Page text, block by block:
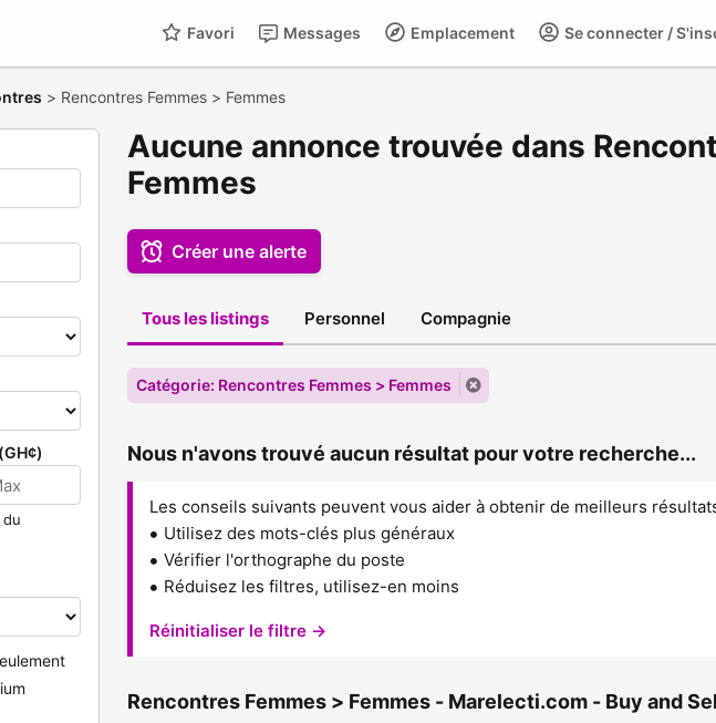
Se connecter /
Emplacement
Messages
Favori
> Rencontres Femmes > Femmes
Aucune annonce trouvée dans
Femmes
Créer une alerte
Tous les listings Personnel Compagnie
Catégorie: Rencontres Femmes > Femmes
Nous n'avons trouvé aucun résultat pour votre recherche...
Les conseils suivants peuvent vous aider à obtenir de meilleurs
Utilisez des mots-clés plus généraux
Vérifier l'orthographe du poste
Réduisez les filtres, utilisez-en moins
Réinitialiser le filtre →
Rencontres Femmes > Femmes - Marelecti.com - Buy and